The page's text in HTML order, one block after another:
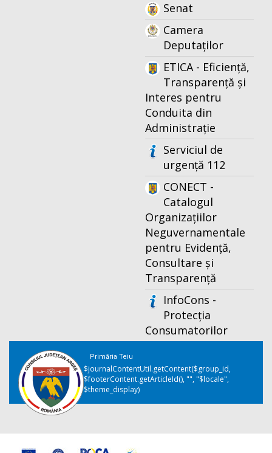
Senat
Camera
Deputaților
ETICA - Eficiență,
Transparență și
Interes pentru
Conduita din
Administrație
Serviciul de
urgență 112
CONECT -
Catalogul
Organizațiilor
Neguvernamentale
pentru Evidență,
Consultare și
Transparență
InfoCons -
Protecția
Consumatorilor
Primăria Teiu
$journalContentUtil.getContent($group_id,
$footerContent.getArticleId(), "", "$locale",
$theme_display)